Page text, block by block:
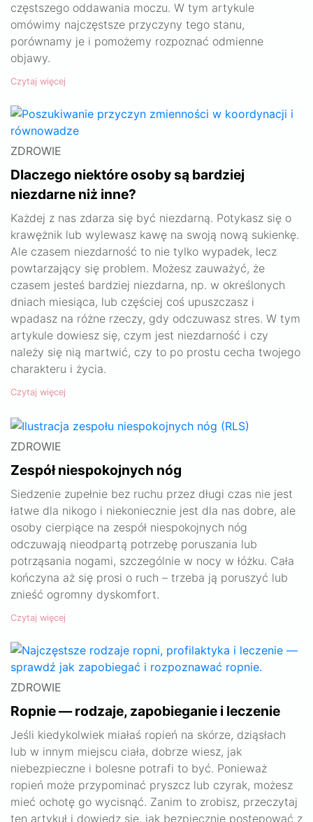
częstszego oddawania moczu. W tym artykule
omówimy najczęstsze przyczyny tego stanu,
porównamy je i pomożemy rozpoznać odmienne
objawy.
Czytaj więcej
ZDROWIE
Dlaczego niektóre osoby są bardziej
niezdarne niż inne?
Każdej z nas zdarza się być niezdarną. Potykasz się o
krawężnik lub wylewasz kawę na swoją nową sukienkę.
Ale czasem niezdarność to nie tylko wypadek, lecz
powtarzający się problem. Możesz zauważyć, że
czasem jesteś bardziej niezdarna, np. w określonych
dniach miesiąca, lub częściej coś upuszczasz i
wpadasz na różne rzeczy, gdy odczuwasz stres. W tym
artykule dowiesz się, czym jest niezdarność i czy
należy się nią martwić, czy to po prostu cecha twojego
charakteru i życia.
Czytaj więcej
ZDROWIE
Zespół niespokojnych nóg
Siedzenie zupełnie bez ruchu przez długi czas nie jest
łatwe dla nikogo i niekoniecznie jest dla nas dobre, ale
osoby cierpiące na zespół niespokojnych nóg
odczuwają nieodpartą potrzebę poruszania lub
potrząsania nogami, szczególnie w nocy w łóżku. Cała
kończyna aż się prosi o ruch – trzeba ją poruszyć lub
znieść ogromny dyskomfort.
Czytaj więcej
ZDROWIE
Ropnie — rodzaje, zapobieganie i leczenie
Jeśli kiedykolwiek miałaś ropień na skórze, dziąsłach
lub w innym miejscu ciała, dobrze wiesz, jak
niebezpieczne i bolesne potrafi to być. Ponieważ
ropień może przypominać pryszcz lub czyrak, możesz
mieć ochotę go wycisnąć. Zanim to zrobisz, przeczytaj
ten artykuł i dowiedz się, jak bezpiecznie postępować z